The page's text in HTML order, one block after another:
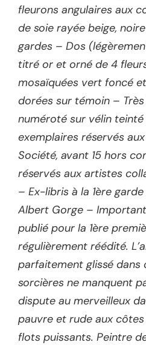
fleurons angulaires aux
de soie rayée beige,
gardes – Dos
titré or et orné de 4
mosaïquées vert foncé
dorées sur témoin –
numéroté sur vélin teinté
exemplaires réservés
Société, avant 15 hors
réservés aux artistes
– Ex-libris à la 1ère
Albert Gorge –
publié pour la 1ère
régulièrement réédité.
parfaitement glissé
sorcières ne manquent
dispute au merveilleux
pauvre et rude aux
flots puissants. Peintre